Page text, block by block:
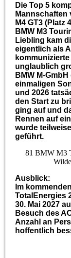
Die Top 5
Mannschaften
M4 GT3 (Platz
BMW M3
Liebling kam
eigentlich als
unglaublich
BMW M-
einmaligen
und 2026
den Start zu
ging auf und
Rennen auf
wurde
geführt.
81 BMW
Ausblick:
Im
TotalEnergies
30. Mai 2027
Besuch des
Anzahl an
hoffentlich